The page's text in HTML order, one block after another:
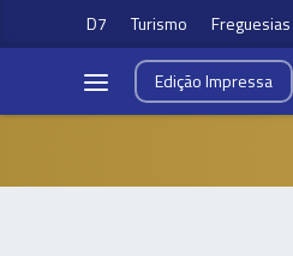
D7 Turismo Freguesias
EdiçãoImpressa